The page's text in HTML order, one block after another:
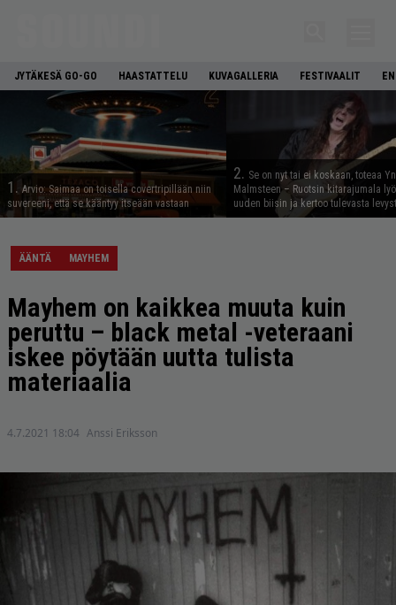
JYTÄKESÄ GO-GO HAASTATTELU KUVAGALLERIA FESTIVAALIT
1. Arvio: Saimaa on toisella covertripillään niin
suvereeni, että se kääntyy itseään vastaan
2. Se on nyt tai ei koskaan, toteaa
Malmsteen – Ruotsin kitarajumala
uuden biisin ja kertoo tulevasta
ÄÄNTÄ MAYHEM
Mayhem on kaikkea muuta kuin
peruttu – black metal -veteraani
iskee pöytään uutta tulista
materiaalia
4.7.2021 18:04 Anssi Eriksson